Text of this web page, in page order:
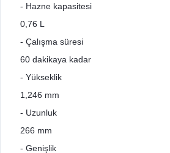
- Hazne kapasitesi
0,76 L
- Çalışma süresi
60 dakikaya kadar
- Yükseklik
1,246 mm
- Uzunluk
266 mm
- Genişlik